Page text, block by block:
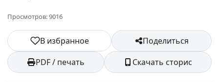
Просмотров: 9016
В избранное
Поделиться
PDF / печать
Скачать сторис